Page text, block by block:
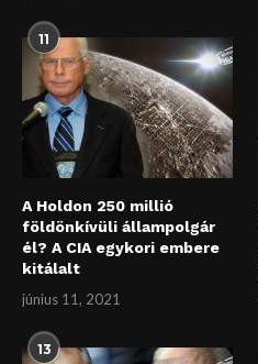
11
A Holdon 250 millió
földönkívüli állampolgár
él? A CIA egykori embere
kitálalt
június 11, 2021
13